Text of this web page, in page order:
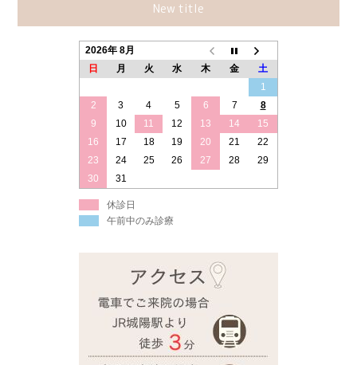
New title
2026年 8月
日
月 火 水 木 金
土
1
2
3 4 5 6 7
8
9
10 11 12 13 14
15
16
17 18 19 20 21
22
23
24 25 26 27 28
29
30
31
休診日
午前中のみ診療